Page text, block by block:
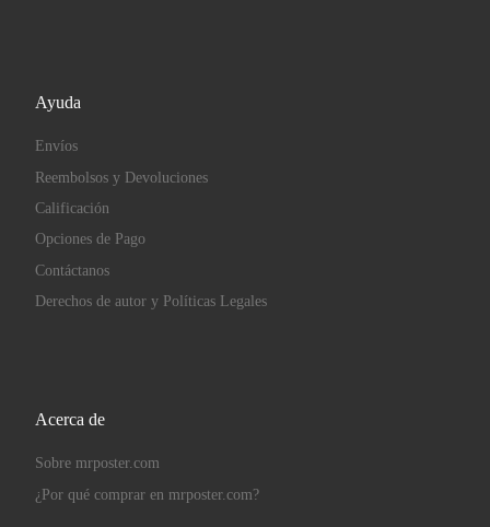
Ayuda
Envíos
Reembolsos y Devoluciones
Calificación
Opciones de Pago
Contáctanos
Derechos de autor y Políticas Legales
Acerca de
Sobre mrposter.com
¿Por qué comprar en mrposter.com?